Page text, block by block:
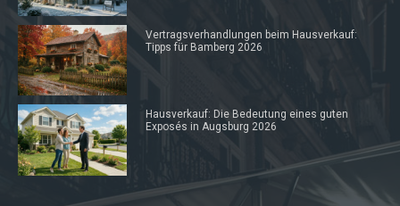
Vertragsverhandlungen beim Hausverkauf:
Tipps für Bamberg 2026
Hausverkauf: Die Bedeutung eines guten
Exposés in Augsburg 2026